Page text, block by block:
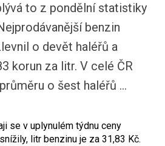
to z pondělní statistiky
benzin
o devět haléřů a
korun za litr. V celé ČR
o šest haléřů ...
se v uplynulém týdnu ceny
litr benzinu je za 31,83 Kč.